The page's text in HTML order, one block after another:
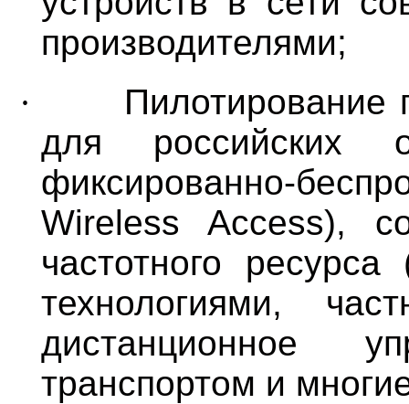
производителями;
·
Пилотирование
для российских
фиксированно-
Wireless
Access),
частотного ресурса
технологиями,
дистанционное
транспортом и